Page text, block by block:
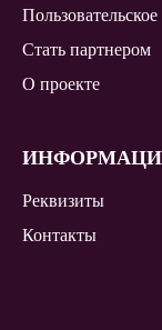
Стать партнером
О проекте
Реквизиты
Контакты